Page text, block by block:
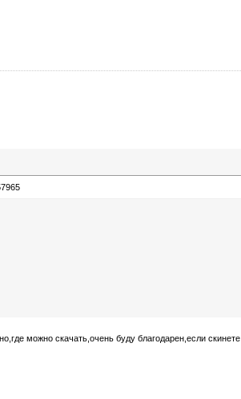
можно скачать,очень буду благодарен,если скинете